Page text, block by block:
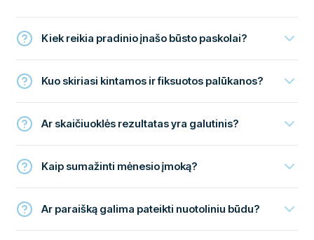
Kiek reikia pradinio įnašo būsto paskolai?
Kuo skiriasi kintamos ir fiksuotos palūkanos?
Ar skaičiuoklės rezultatas yra galutinis?
Kaip sumažinti mėnesio įmoką?
Ar paraišką galima pateikti nuotoliniu būdu?